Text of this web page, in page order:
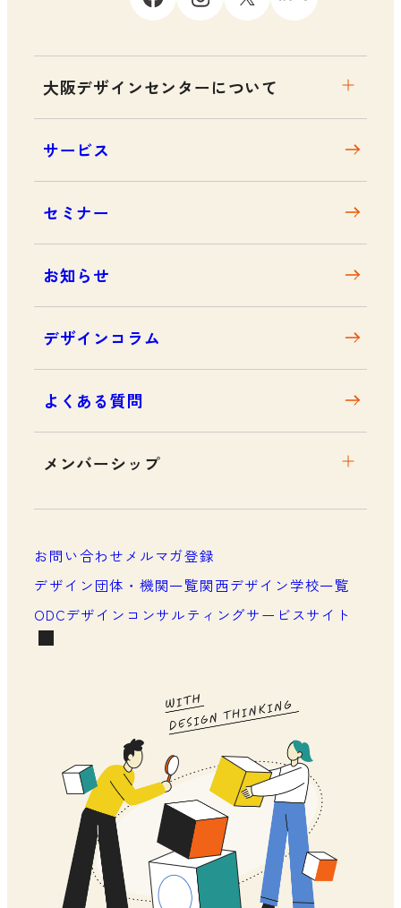
大阪デザインセンターについて
デザイン経営とは
サービス
セミナー
お知らせ
デザインコラム
よくある質問
メンバーシップ
メンバーシップについて
お問い合わせメルマガ登録
デザイン団体・機関一覧関西デザイン学校一覧
ODCデザインコンサルティングサービスサイト